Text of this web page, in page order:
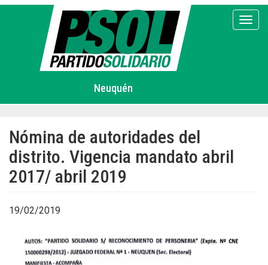
Pasar
Neuquén
Nómina de autoridades del
distrito. Vigencia mandato abril
2017/ abril 2019
19/02/2019